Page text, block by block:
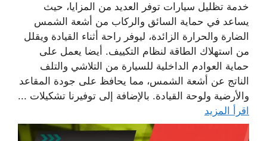
خدمة تظليل سيارات توفر العديد من المزايا، حيث
يساعد في حماية السائق والركاب من أشعة الشمس
الضارة والحرارة الزائدة، ليوفر راحة أثناء القيادة ويقلل
من استهلاك الطاقة لنظام التكييف. أيضا يعمل على
حماية العوادم الداخلية للسيارة من التلاشي والتلف
الناتج عن أشعة الشمس، مما يحافظ على جودة المقاعد
والأرضية ولوحة القيادة. بالإضافة إلى توفيرنا تشكيلات ...
اقرأ المزيد